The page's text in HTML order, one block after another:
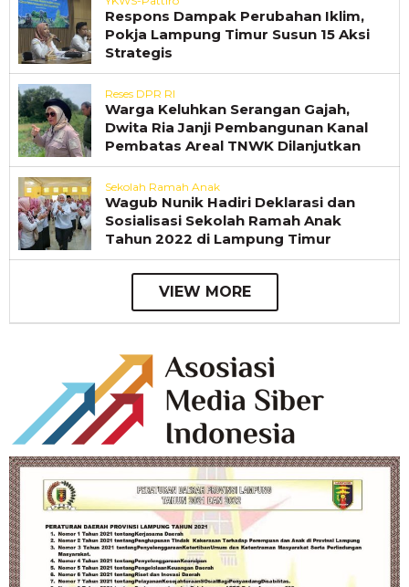
Respons Dampak Perubahan Iklim,
Pokja Lampung Timur Susun 15 Aksi
Strategis
Reses DPR RI
Warga Keluhkan Serangan Gajah,
Dwita Ria Janji Pembangunan Kanal
Pembatas Areal TNWK Dilanjutkan
Sekolah Ramah Anak
Wagub Nunik Hadiri Deklarasi dan
Sosialisasi Sekolah Ramah Anak
Tahun 2022 di Lampung Timur
VIEW MORE